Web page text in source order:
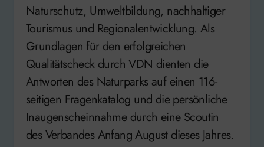
Naturschutz, Umweltbildung, nachhaltiger
Tourismus und Regionalentwicklung. Als
Grundlagen für den erfolgreichen
Qualitätscheck durch VDN dienten die
Antworten des Naturparks auf einen 116-
seitigen Fragenkatalog und die persönliche
Inaugenscheinnahme durch eine Scoutin
des Verbandes Anfang August dieses Jahres.